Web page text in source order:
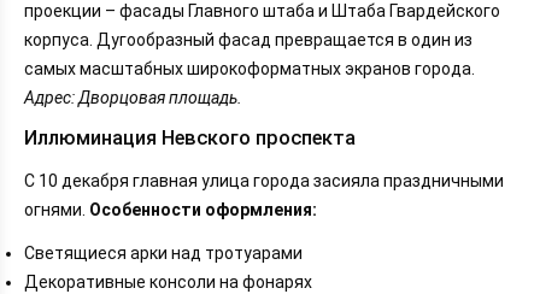
проекции – фасады Главного штаба и Штаба Гвардейского
корпуса. Дугообразный фасад превращается в один из
самых масштабных широкоформатных экранов города.
Адрес: Дворцовая площадь.
Иллюминация Невского проспекта
С 10 декабря главная улица города засияла праздничными
огнями. Особенности оформления:
Светящиеся арки над тротуарами
Декоративные консоли на фонарях